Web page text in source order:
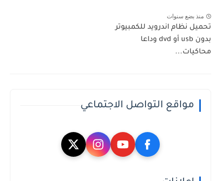
منذ بضع سنوات
تحميل نظام اندرويد للكمبيوتر
بدون usb أو dvd وداعا
محاكيات...
مواقع التواصل الاجتماعي